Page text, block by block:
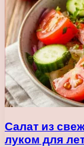
Салат из
луком для